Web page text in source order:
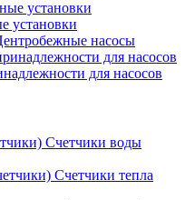
установки
насосы
для насосов
Счетчики воды
Счетчики тепла